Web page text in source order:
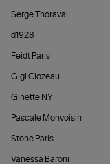
Serge Thoraval
d1928
Feidt Paris
Gigi Clozeau
Ginette NY
Pascale Monvoisin
Stone Paris
Vanessa Baroni